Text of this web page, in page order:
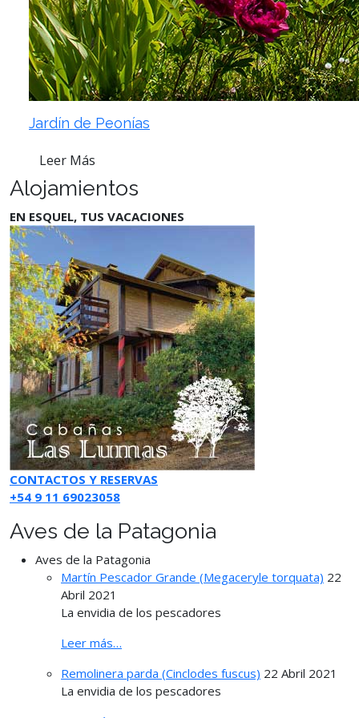
Jardín de Peonías
Leer Más
Alojamientos
EN ESQUEL, TUS VACACIONES
CONTACTOS Y RESERVAS
+54 9 11 69023058
Aves de la Patagonia
Aves de la Patagonia
Martín Pescador Grande (Megaceryle torquata) 22
Abril 2021
La envidia de los pescadores
Leer más…
Remolinera parda (Cinclodes fuscus) 22 Abril 2021
La envidia de los pescadores